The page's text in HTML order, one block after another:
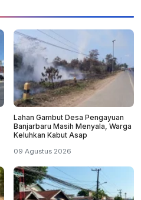
Lahan Gambut Desa Pengayuan
Banjarbaru Masih Menyala, Warga
Keluhkan Kabut Asap
09 Agustus 2026